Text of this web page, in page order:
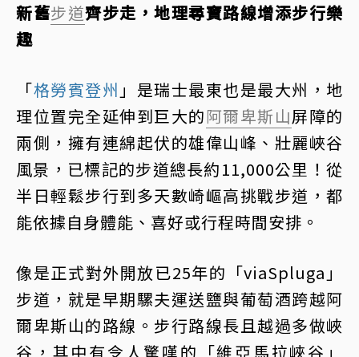
新舊步道齊步走，地理尋寶路線增添步行樂
趣
「格勞賓登州 」是瑞士最東也是最大州，地
理位置完全延伸到巨大的阿爾卑斯山屏障的
兩側，擁有連綿起伏的雄偉山峰、壯麗峽谷
風景，已標記的步道總長約11,000公里！從
半日輕鬆步行到多天數崎嶇高挑戰步道，都
能依據自身體能、喜好或行程時間安排。
像是正式對外開放已25年的「viaSpluga」
步道，就是早期騾夫運送鹽與葡萄酒跨越阿
爾卑斯山的路線。步行路線長且越過多做峽
谷，其中有令人驚嘆的「維亞馬拉峽谷」